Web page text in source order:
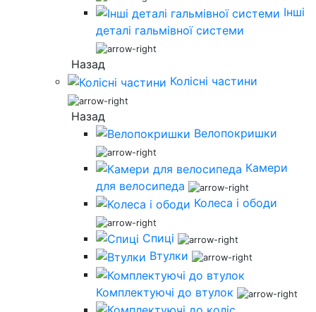
Інші
деталі гальмівної системи
Назад
Колісні частини
Назад
Велопокришки
Камери
для велосипеда
Колеса і ободи
Спиці
Втулки
Комплектуючі до втулок